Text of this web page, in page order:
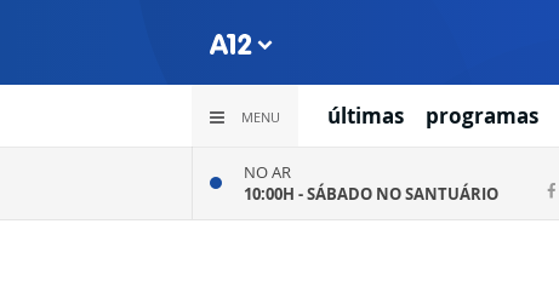
MENU últimas programas
NO AR
10:00H -SÁBADO NO SANTUÁRIO